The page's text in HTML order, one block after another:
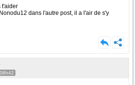
t'aider
dans l'autre post, il a l'air de s'y